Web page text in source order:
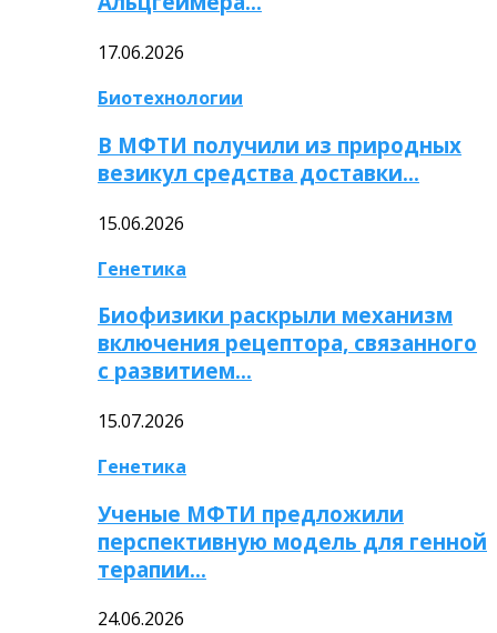
17.06.2026
Биотехнологии
В МФТИ получили из природных
везикул средства доставки…
15.06.2026
Генетика
Биофизики раскрыли механизм
включения рецептора, связанного
с развитием…
15.07.2026
Генетика
Ученые МФТИ предложили
перспективную модель для генной
терапии…
24.06.2026